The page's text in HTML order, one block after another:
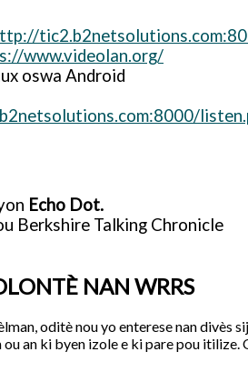
www.videolan.org/
oswa Android
Echo Dot.
Berkshire Talking Chronicle
NAN WRRS
oditè nou yo enterese nan divès
an ki byen izole e ki pare pou itilize.